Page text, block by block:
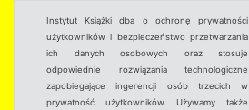
Instytut Książki dba o ochronę prywatności
użytkowników i bezpieczeństwo przetwarzania
ich danych osobowych oraz stosuje
odpowiednie rozwiązania technologiczne
zapobiegające ingerencji osób trzecich w
prywatność użytkowników. Używamy także